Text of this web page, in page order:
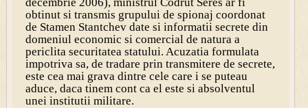
obtinut si transmis grupului de spionaj coordonat
de Stamen Stantchev date si informatii secrete din
domeniul economic si comercial de natura a
periclita securitatea statului. Acuzatia formulata
impotriva sa, de tradare prin transmitere de secrete,
este cea mai grava dintre cele care i se puteau
aduce, daca tinem cont ca el este si absolventul
unei institutii militare.